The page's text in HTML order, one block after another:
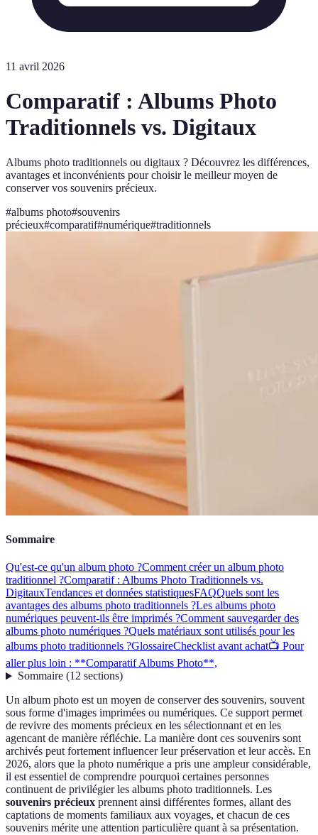
11 avril 2026
Comparatif : Albums Photo
Traditionnels vs. Digitaux
Albums photo traditionnels ou digitaux ? Découvrez les différences,
avantages et inconvénients pour choisir le meilleur moyen de
conserver vos souvenirs précieux.
#albums photo#souvenirs
précieux#comparatif#numérique#traditionnels
Sommaire
Qu'est-ce qu'un album photo ?Comment créer un album photo
traditionnel ?Comparatif : Albums Photo Traditionnels vs.
DigitauxTendances et données statistiquesFAQQuels sont les
avantages des albums photo traditionnels ?Les albums photo
numériques peuvent-ils être imprimés ?Comment sauvegarder des
albums photo numériques ?Quels matériaux sont utilisés pour les
albums photo traditionnels ?GlossaireChecklist avant achat📺 Pour
aller plus loin : **Comparatif Albums Photo**,
Sommaire(12 sections)
Un album photo est un moyen de conserver des souvenirs, souvent
sous forme d'images imprimées ou numériques. Ce support permet
de revivre des moments précieux en les sélectionnant et en les
agencant de manière réfléchie. La manière dont ces souvenirs sont
archivés peut fortement influencer leur préservation et leur accès. En
2026, alors que la photo numérique a pris une ampleur considérable,
il est essentiel de comprendre pourquoi certaines personnes
continuent de privilégier les albums photo traditionnels. Les
souvenirs précieux prennent ainsi différentes formes, allant des
captations de moments familiaux aux voyages, et chacun de ces
souvenirs mérite une attention particulière quant à sa présentation.